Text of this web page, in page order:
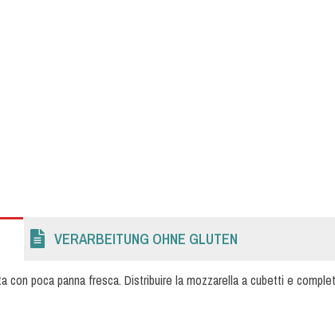
poca panna fresca. Distribuire la mozzarella a cubetti e
VERARBEITUNG OHNE GLUTEN